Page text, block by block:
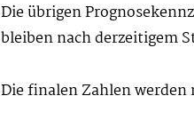
Die übrigen
bleiben nach derzeitigem
Die finalen Zahlen werden